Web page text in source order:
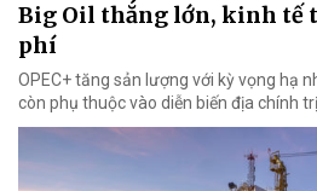
Big Oil thắng lớn, kinh tế
phí
OPEC+ tăng sản lượng với kỳ vọng hạ
còn phụ thuộc vào diễn biến địa chính trị.